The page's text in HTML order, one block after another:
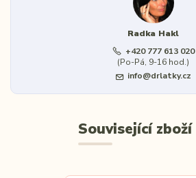
Radka Hakl
+420 777 613 020
(Po-Pá, 9-16 hod.)
info@drlatky.cz
Související zboží